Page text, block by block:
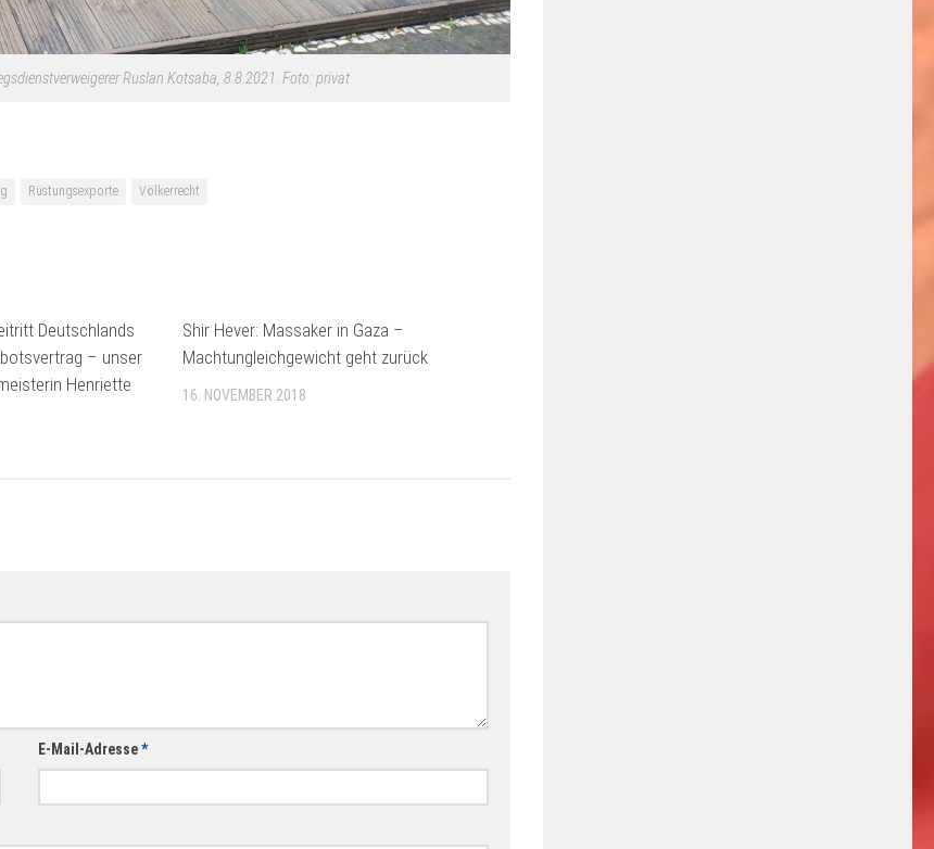
Ruslan Kotsaba, 8.8.2021. Foto: privat
Rüstungsexporte Völkerrecht
Deutschlands
– unser
Henriette
Shir Hever: Massaker in Gaza –
Machtungleichgewicht geht zurück
16. NOVEMBER 2018
E-Mail-Adresse*